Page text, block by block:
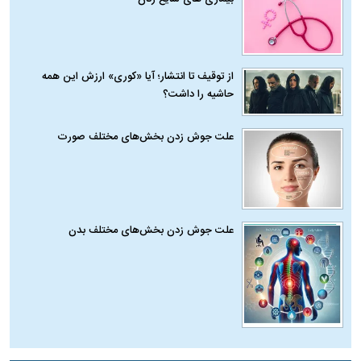
از توقیف تا انتشار؛ آیا «کوری» ارزش این همه
حاشیه را داشت؟
علت جوش زدن بخش‌های مختلف صورت
علت جوش زدن بخش‌های مختلف بدن